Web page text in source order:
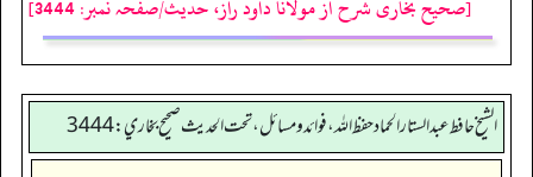
[صحیح بخاری شرح از مولانا داود راز، حدیث/صفحہ نمبر: 3444]
الشيخ حافط عبدالستار الحماد حفظ الله، فوائد و مسائل، تحت الحديث صحيح بخاري:3444